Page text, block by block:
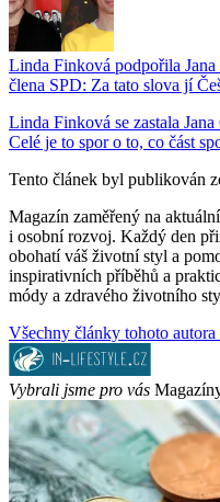
Linda Finková podpořila
člena SPD: Za tato slova jí
Linda Finková se zastala
Celé je to spor o to, co část
Tento článek byl publikován
Magazín zaměřený na
i osobní rozvoj. Každý den
obohatí váš životní styl a
inspirativních příběhů a
módy a zdravého životního
Všechny články tohoto
Vybrali jsme pro vás